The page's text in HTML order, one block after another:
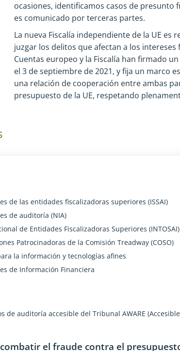
ocasiones, identificamos casos de
es comunicado por terceras partes.
La nueva Fiscalía independiente de la UE es
juzgar los delitos que afectan a los intereses
Cuentas europeo y la Fiscalía han firmado un
el 3 de septiembre de 2021, y fija un marco
una relación de cooperación entre ambas
presupuesto de la UE, respetando
de las entidades fiscalizadoras superiores (ISSAI)
de auditoría (NIA)
de Entidades Fiscalizadoras Superiores (INTOSAI)
Patrocinadoras de la Comisión Treadway (COSO)
la información y tecnologías afines
de Información Financiera
de auditoría accesible del Tribunal AWARE
el fraude contra el